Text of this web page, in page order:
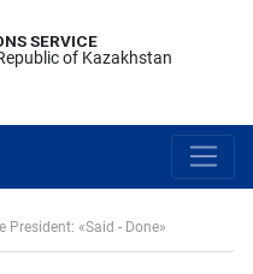
SERVICE
of Kazakhstan
President: «Said - Done»